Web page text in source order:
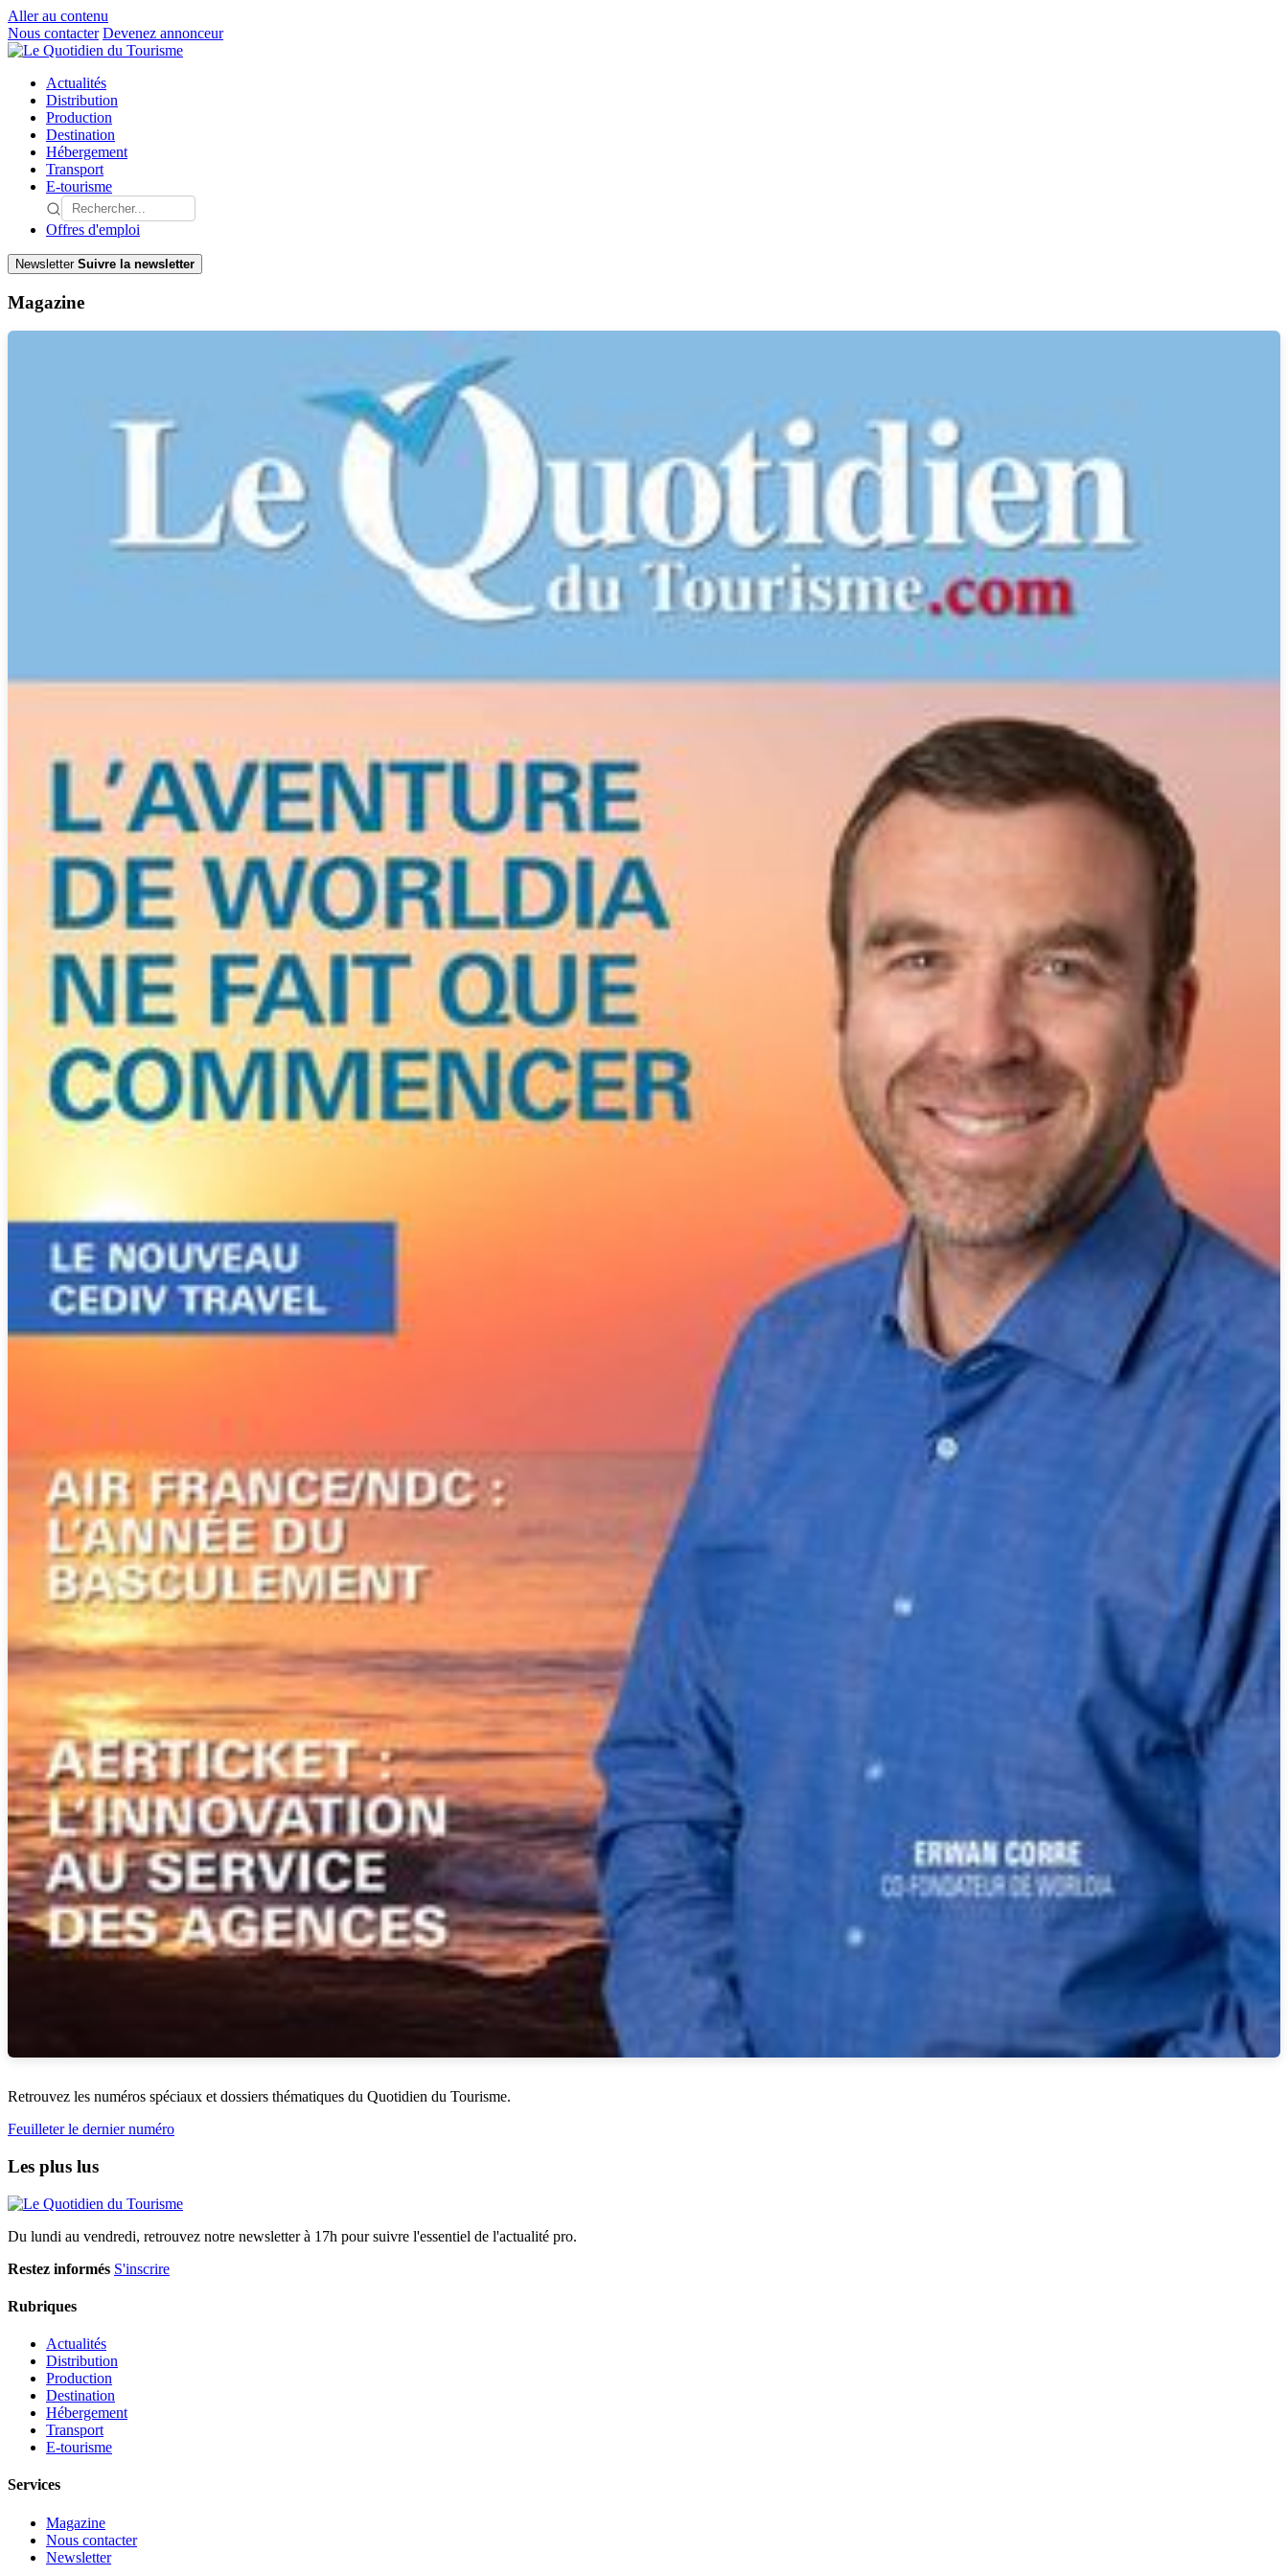
Aller au contenu
Nous contacter Devenez annonceur
Actualités
Distribution
Production
Destination
Hébergement
Transport
E-tourisme
Offres d'emploi
Newsletter Suivre la newsletter
Magazine
Retrouvez les numéros spéciaux et dossiers thématiques du Quotidien du Tourisme.
Feuilleter le dernier numéro
Les plus lus
Du lundi au vendredi, retrouvez notre newsletter à 17h pour suivre l'essentiel de l'actualité pro.
Restez informés S'inscrire
Rubriques
Actualités
Distribution
Production
Destination
Hébergement
Transport
E-tourisme
Services
Magazine
Nous contacter
Newsletter